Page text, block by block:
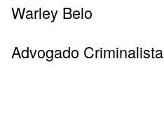
Warley Belo
Advogado Criminalista